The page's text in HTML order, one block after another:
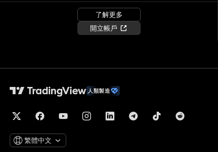
了解更多
開立帳戶
人類製造
繁體中文